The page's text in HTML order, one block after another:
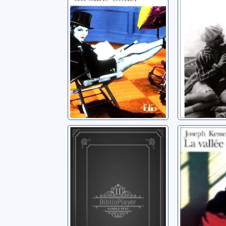
Kessel, Joseph
Les amants du
Tage
La
rubis
Kessel,